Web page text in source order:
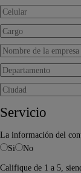
Servicio
La información del
Si
No
Califique de 1 a 5,